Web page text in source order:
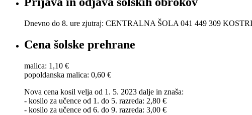
Dnevno do 8. ure zjutraj: CENTRALNA ŠOLA 041 449 309
Cena šolske prehrane
malica: 1,10 €
popoldanska malica: 0,60 €
Nova cena kosil velja od 1. 5. 2023 dalje in znaša:
- kosilo za učence od 1. do 5. razreda: 2,80 €
- kosilo za učence od 6. do 9. razreda: 3,00 €